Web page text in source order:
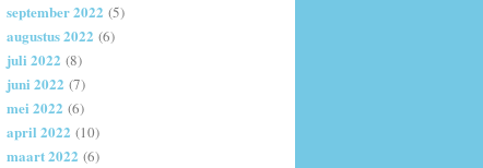
september 2022 (5)
augustus 2022 (6)
juli 2022 (8)
juni 2022 (7)
mei 2022 (6)
april 2022 (10)
maart 2022 (6)